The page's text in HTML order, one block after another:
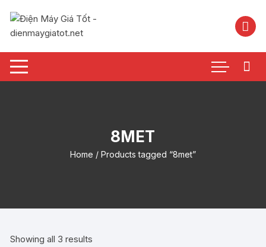
nội
8MET
Home / Products tagged “8met”
Showing all 3 results